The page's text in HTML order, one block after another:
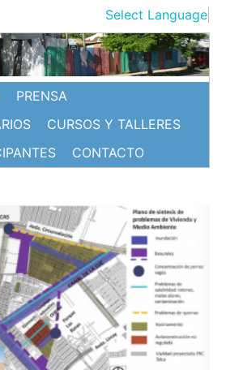
Select Language
PRENSA
CURSOS Y TALLERES
CONTACTO